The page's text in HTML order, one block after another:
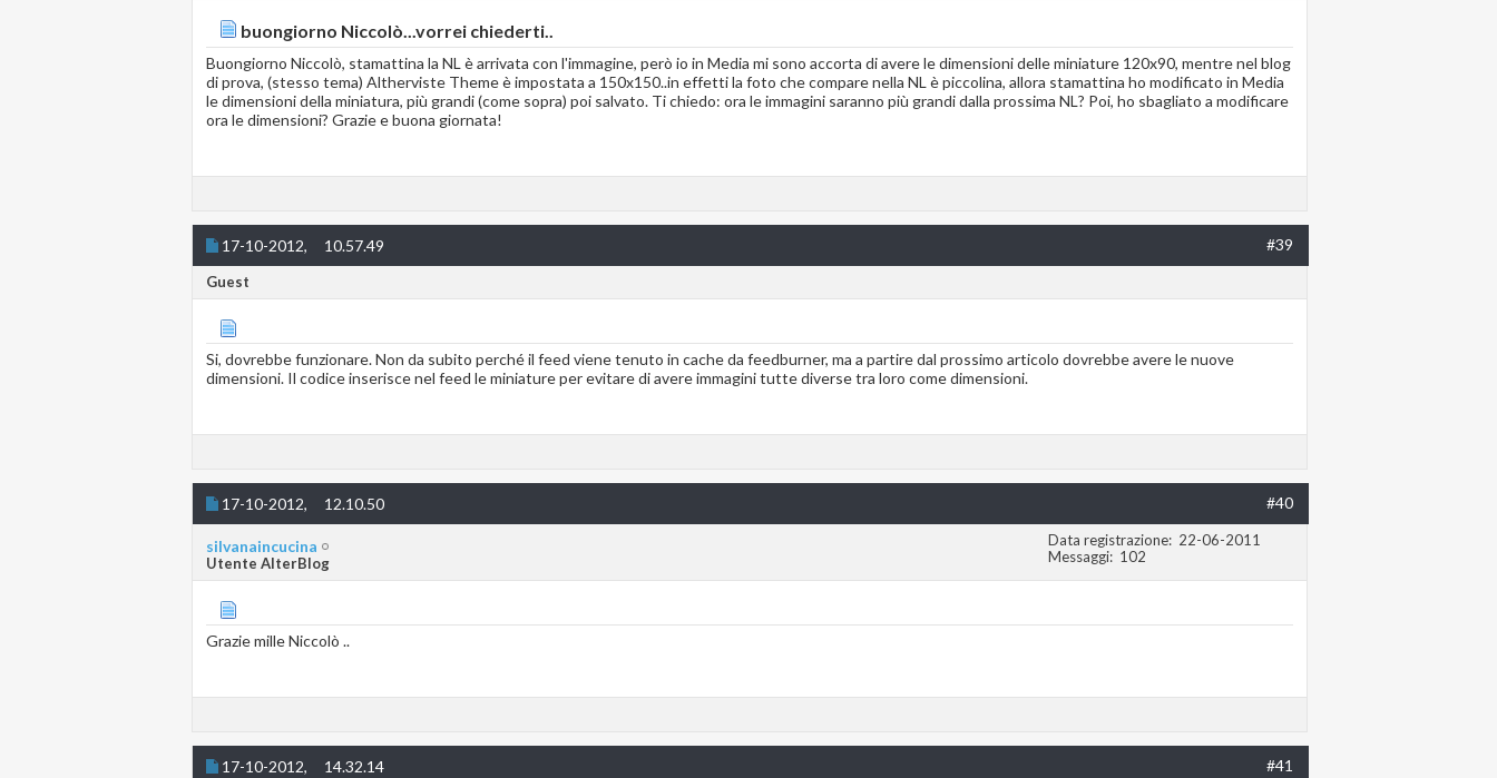
buongiorno Niccolò...vorrei chiederti..
Buongiorno Niccolò, stamattina la NL è arrivata con l'immagine, però io in Media mi sono accorta di avere le dimensioni delle miniature 120x90, mentre nel blog
di prova, (stesso tema) Altherviste Theme è impostata a 150x150..in effetti la foto che compare nella NL è piccolina, allora stamattina ho modificato in Media
le dimensioni della miniatura, più grandi (come sopra) poi salvato. Ti chiedo: ora le immagini saranno più grandi dalla prossima NL? Poi, ho sbagliato a modificare
ora le dimensioni? Grazie e buona giornata!
17-10-2012, 10.57.49 #39
Guest
Si, dovrebbe funzionare. Non da subito perché il feed viene tenuto in cache da feedburner, ma a partire dal prossimo articolo dovrebbe avere le nuove
dimensioni. Il codice inserisce nel feed le miniature per evitare di avere immagini tutte diverse tra loro come dimensioni.
17-10-2012, 12.10.50 #40
silvanaincucina
Utente AlterBlog
Data registrazione
22-06-2011
Messaggi
102
Grazie mille Niccolò ..
17-10-2012, 14.32.14 #41